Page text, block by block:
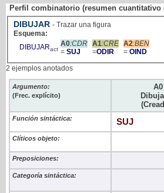
Perfil combinatorio (resumen
DIBUJAR - Trazar una figura
Esquema:
DIBUJARact
A0:CDR
= SUJ
A1:CRE
=ODIR
A2:BEN
= OIND
2 ejemplos anotados
Argumento:
(Frec. explícito)
A0
Función sintáctica: SUJ
Clíticos objeto:
Preposiciones:
Categoría sintáctica: